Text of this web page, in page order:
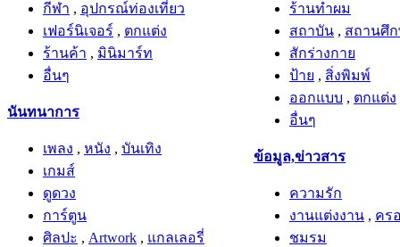
กีฬา , อุปกรณ์ท่องเที่ยว
เฟอร์นิเจอร์ , ตกแต่ง
ร้านค้า , มินิมาร์ท
อื่นๆ
นันทนาการ
เพลง , หนัง , บันเทิง
เกมส์
ดูดวง
การ์ตูน
ศิลปะ , Artwork , แกลเลอรี่
ร้านทำผม
สถาบัน , สถานศึ
สักร่างกาย
ป้าย , สิ่งพิมพ์
ออกแบบ , ตกแต่ง
อื่นๆ
ข้อมูล,ข่าวสาร
ความรัก
งานแต่งงาน , คร
ชมรม